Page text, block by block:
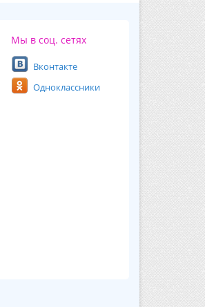
Мы в соц. сетях
Вконтакте
Одноклассники